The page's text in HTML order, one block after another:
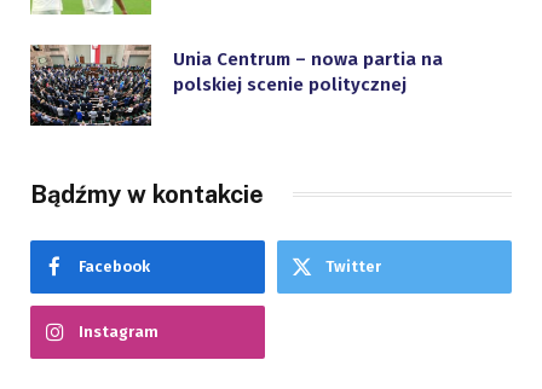
Unia Centrum – nowa partia na
polskiej scenie politycznej
Bądźmy w kontakcie
Facebook Twitter
Instagram